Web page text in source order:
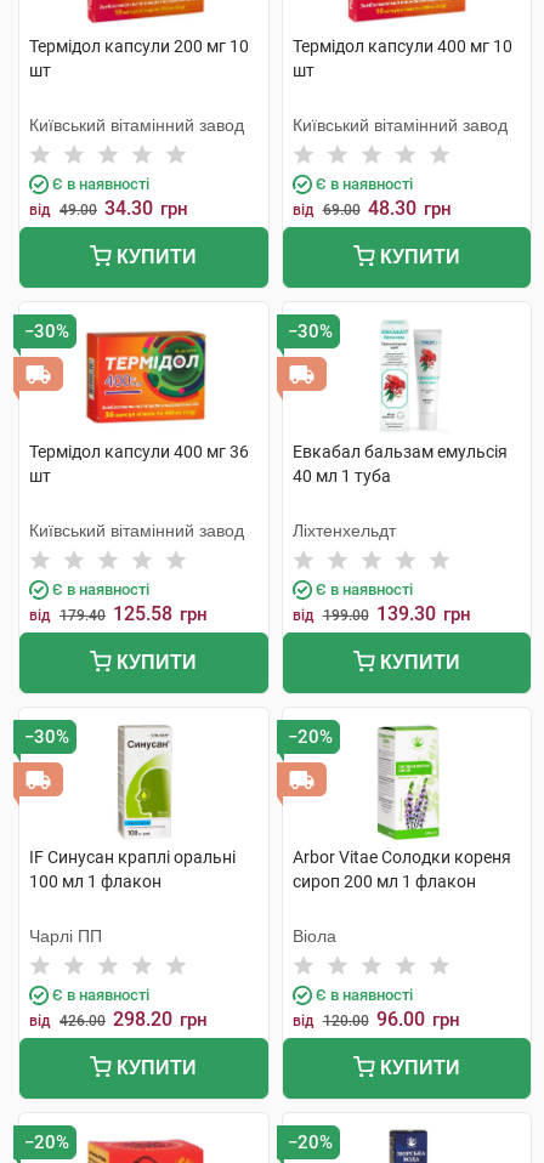
Термідол капсули 200 мг 10
шт
Київський вітамінний завод
Є в наявності
від 49.00 34.30 грн
КУПИТИ
Термідол капсули 400 мг 10
шт
Київський вітамінний завод
Є в наявності
від 69.00 48.30 грн
КУПИТИ
−30%
Термідол капсули 400 мг 36
шт
Київський вітамінний завод
Є в наявності
від 179.40 125.58 грн
КУПИТИ
−30%
Евкабал бальзам емульсія
40 мл 1 туба
Ліхтенхельдт
Є в наявності
від 199.00 139.30 грн
КУПИТИ
−30%
IF Синусан краплі оральні
100 мл 1 флакон
Чарлі ПП
Є в наявності
від 426.00 298.20 грн
КУПИТИ
−20%
Arbor Vitae Солодки кореня
сироп 200 мл 1 флакон
Віола
Є в наявності
від 120.00 96.00 грн
КУПИТИ
−20% −20%